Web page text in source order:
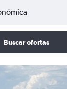
Buscar ofertas